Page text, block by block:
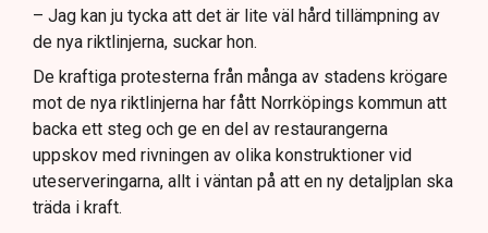
– Jag kan ju tycka att det är lite väl hård tillämpning av
de nya riktlinjerna, suckar hon.
De kraftiga protesterna från många av stadens krögare
mot de nya riktlinjerna har fått Norrköpings kommun att
backa ett steg och ge en del av restaurangerna
uppskov med rivningen av olika konstruktioner vid
uteserveringarna, allt i väntan på att en ny detaljplan ska
träda i kraft.